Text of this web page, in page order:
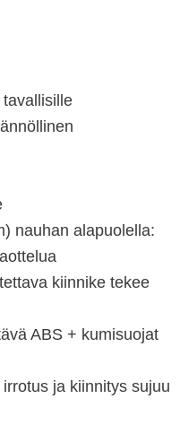
nauhan alapuolella:
kiinnike tekee
ABS + kumisuojat
ja kiinnitys sujuu